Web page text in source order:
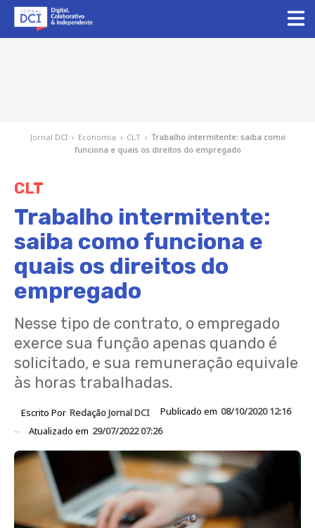
Jornal DCI › Economia › CLT › Trabalho intermitente: saiba como
funciona e quais os direitos do empregado
CLT
Trabalho intermitente:
saiba como funciona e
quais os direitos do
empregado
Nesse tipo de contrato, o empregado
exerce sua função apenas quando é
solicitado, e sua remuneração equivale
às horas trabalhadas.
Escrito Por Redação Jornal DCI Publicado em 08/10/2020 12:16
Atualizado em 29/07/2022 07:26